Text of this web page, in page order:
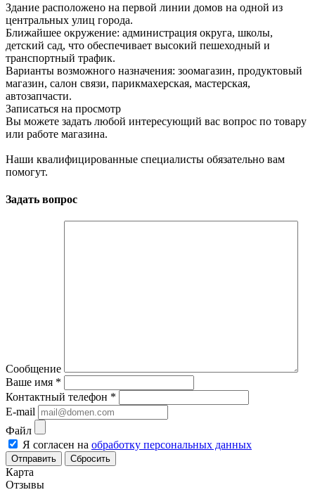
Здание расположено на первой линии домов на одной из
центральных улиц города.
Ближайшее окружение: администрация округа, школы,
детский сад, что обеспечивает высокий пешеходный и
транспортный трафик.
Варианты возможного назначения: зоомагазин, продуктовый
магазин, салон связи, парикмахерская, мастерская,
автозапчасти.
Записаться на просмотр
Вы можете задать любой интересующий вас вопрос по товару
или работе магазина.
Наши квалифицированные специалисты обязательно вам
помогут.
Задать вопрос
Сообщение
Ваше имя *
Контактный телефон *
E-mail
Файл
Я согласен на обработку персональных данных
Сбросить
Карта
Отзывы